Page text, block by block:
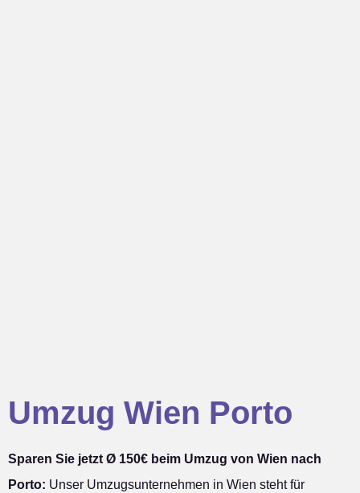
Umzug Wien Porto
Sparen Sie jetzt Ø 150€ beim Umzug von Wien nach
Porto: Unser Umzugsunternehmen in Wien steht für